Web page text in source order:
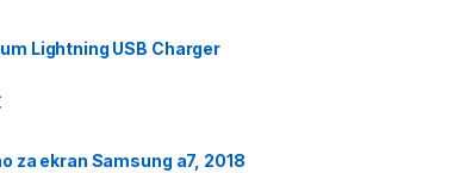
Lightning USB Charger
za ekran Samsung a7, 2018